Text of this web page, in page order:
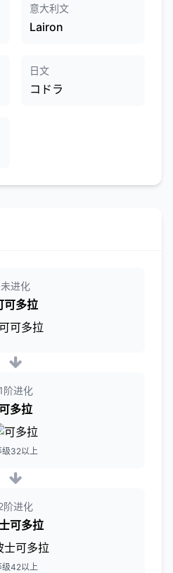
意大利文
Lairon
日文
コドラ
未进化
可多拉
1阶进化
多拉
级32以上
阶进化
可多拉
级42以上